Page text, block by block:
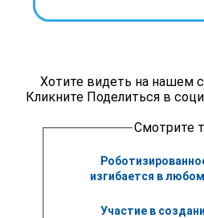
Хотите видеть на нашем
Кликните Поделиться в
Смотрите
изгибается в
Участие в